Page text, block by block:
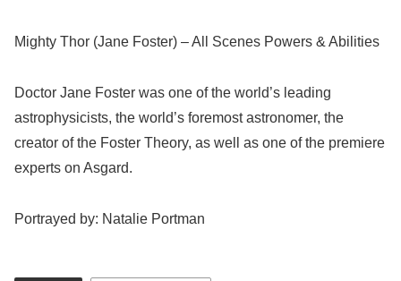
Mighty Thor (Jane Foster) – All Scenes Powers & Abilities
Doctor Jane Foster was one of the world’s leading
astrophysicists, the world’s foremost astronomer, the
creator of the Foster Theory, as well as one of the premiere
experts on Asgard.
Portrayed by: Natalie Portman